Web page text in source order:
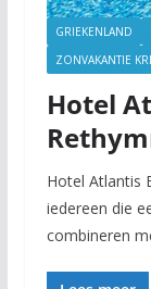
GRIEKENLAND
ZONVAKANTIE
Hotel
Hotel Atlantis
iedereen die
combineren